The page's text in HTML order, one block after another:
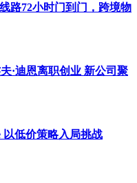
路72小时门到门，跨境物
·迪恩离职创业 新公司聚
以低价策略入局挑战